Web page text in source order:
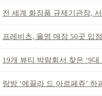
전 세계 화장품 규제기관장, 서울
프레비츠, 올영 매장 50곳 입점 소비
19개 뷰티 박람회서 찾은 ‘9대 혁신
랑방 ‘에끌라 드 아르페쥬’ 하퍼스 바